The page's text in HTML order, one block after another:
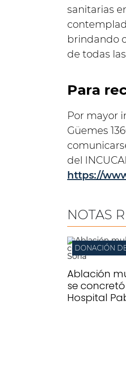
sanitarias
brindando
de todas
Para
Por mayor
Güemes
del
https://
NOTAS
DONACIÓN
Ablación
se
Hospital